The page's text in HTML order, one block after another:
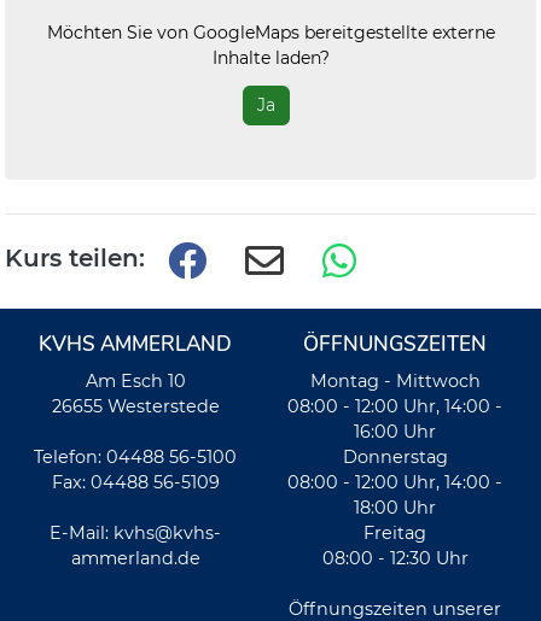
Möchten Sie von GoogleMapsbereitgestellte externe
Inhalte laden?
Ja
Kurs teilen:
KVHS AMMERLAND
Am Esch 10
26655 Westerstede
Telefon: 04488 56-5100
Fax: 04488 56-5109
E-Mail: kvhs@kvhs-
ammerland.de
ÖFFNUNGSZEITEN
Montag - Mittwoch
08:00 - 12:00 Uhr, 14:00 -
16:00 Uhr
Donnerstag
08:00 - 12:00 Uhr, 14:00 -
18:00 Uhr
Freitag
08:00 - 12:30 Uhr
Öffnungszeiten unserer